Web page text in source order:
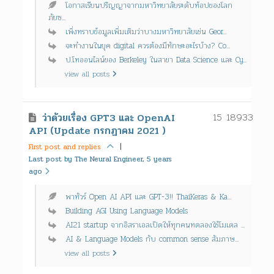
โอกาสเรียนปริญญาจากมหาวิทยาลัยระดับท้อปของโลก
ภัยซ...
เพิ่งทราบข้อมูลเพิ่มเติมว่าบางมหาวิทยาลัยเช่น Geor...
จะทำงานในยุค digital ควรต้องมีทักษะอะไรบ้าง? Co...
ป.โทออนไลน์ของ Berkeley ในสาขา Data Science และ Cy...
view all posts
ว่าด้วยเรื่อง GPT3 และ OpenAI
API (Update กรกฏาคม 2021 )
First post and replies
|
Last post by The Neural Engineer, 5 years
ago
18933
15
พาทัวร์ Open AI API และ GPT-3!! ThaiKeras & Ka...
Building AGI Using Language Models
AI21 startup จากอิสราเอลเปิดให้ทุกคนทดลองใช้โมเดล ...
AI & Language Models กับ common sense สัมภาษ...
view all posts